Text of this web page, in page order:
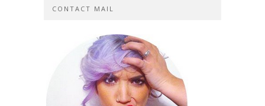
CONTACT MAIL